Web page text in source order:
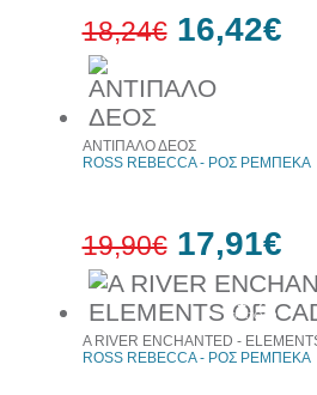
18,24€ 16,42€
10%
έκπτωση
ΑΝΤΙΠΑΛΟ ΔΕΟΣ
ROSS REBECCA - ΡΟΣ ΡΕΜΠΕΚΑ
19,90€ 17,91€
A RIVER ENCHANTED -
ROSS REBECCA - ΡΟΣ ΡΕΜΠΕΚΑ